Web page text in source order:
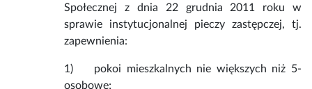
Społecznej z dnia 22 grudnia 2011 roku w
sprawie instytucjonalnej pieczy zastępczej, tj.
zapewnienia:
1) pokoi mieszkalnych nie większych niż 5-
osobowe;